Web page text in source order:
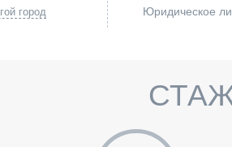
город Юридическое